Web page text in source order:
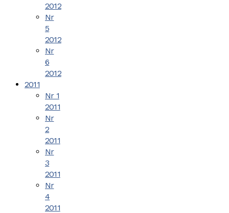
2012
Nr
5
2012
Nr
6
2012
2011
Nr 1
2011
Nr
2
2011
Nr
3
2011
Nr
4
2011